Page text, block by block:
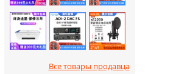
Все товары продавца